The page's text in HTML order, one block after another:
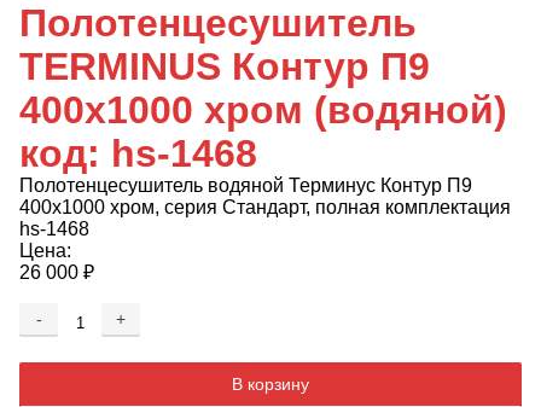
Полотенцесушитель
TERMINUS Контур П9
400х1000 хром (водяной)
код: hs-1468
Полотенцесушитель водяной Терминус Контур П9
400х1000 хром, серия Стандарт, полная комплектация
hs-1468
Цена:
26 000 ₽
-
+
В корзину